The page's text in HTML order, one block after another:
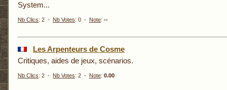
System...
Nb Clics: 2 - Nb Votes: 0 - Note: --
Les Arpenteurs de Cosme
Critiques, aides de jeux, scénarios.
Nb Clics: 2 - Nb Votes: 2 - Note: 0.00